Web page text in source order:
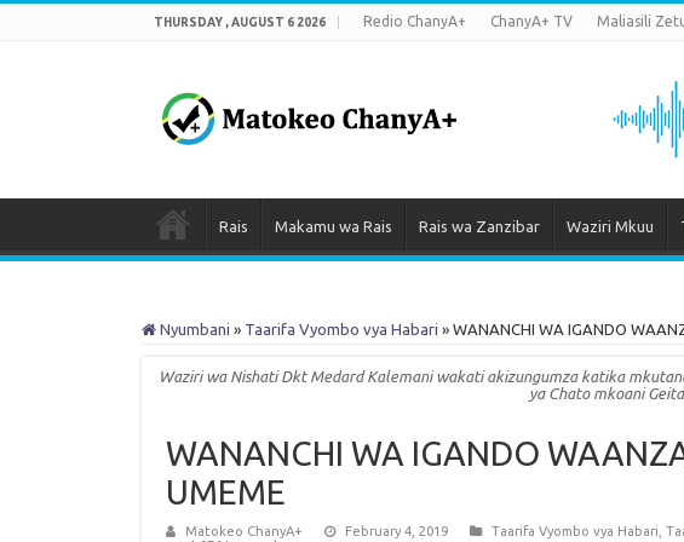
THURSDAY , AUGUST 6 2026 Redio ChanyA+ ChanyA+ TV Maliasili
Rais Makamu wa Rais Rais wa Zanzibar Waziri Mkuu
Nyumbani » Taarifa Vyombo vya Habari » WANANCHI WA IGANDO
Waziri wa Nishati Dkt Medard Kalemani wakati akizungumza katika
ya Chato mkoani Geita.
WANANCHI WA IGANDO
UMEME
Matokeo ChanyA+ February 4, 2019 Taarifa Vyombo vya Habari